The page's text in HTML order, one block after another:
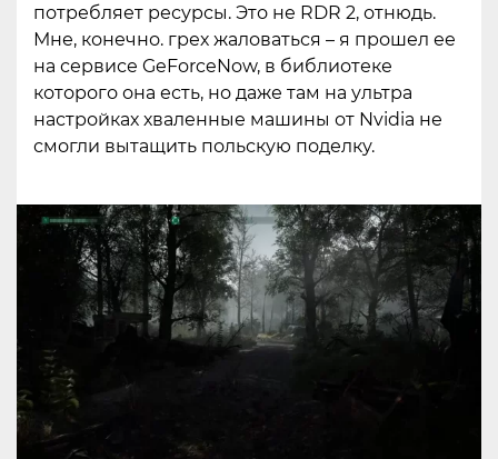
потребляет ресурсы. Это не RDR 2, отнюдь.
Мне, конечно. грех жаловаться – я прошел ее
на сервисе GeForceNow, в библиотеке
которого она есть, но даже там на ультра
настройках хваленные машины от Nvidia не
смогли вытащить польскую поделку.